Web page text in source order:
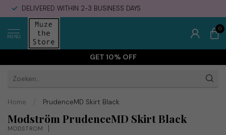
DELIVERED WITHIN 2-3 BUSINESS DAYS
MENU
0
GET 10% OFF
Home / PrudenceMD Skirt Black
Modström PrudenceMD Skirt Black
MODSTRÖM